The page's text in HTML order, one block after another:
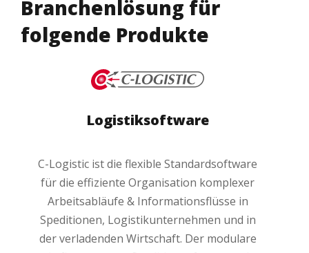
Branchenlösung für
folgende Produkte
Logistiksoftware
C-Logistic ist die flexible Standardsoftware
für die effiziente Organisation komplexer
Arbeitsabläufe & Informationsflüsse in
Speditionen, Logistikunternehmen und in
der verladenden Wirtschaft. Der modulare